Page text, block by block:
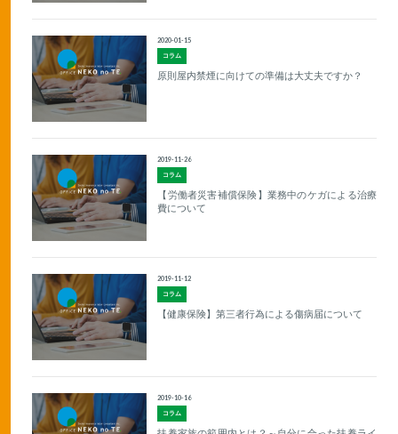
コラム
2020-01-15
原則屋内禁煙に向けての準備は大丈夫ですか？
コラム
2019-11-26
【労働者災害補償保険】業務中のケガによる治療
費について
コラム
2019-11-12
【健康保険】第三者行為による傷病届について
コラム
2019-10-16